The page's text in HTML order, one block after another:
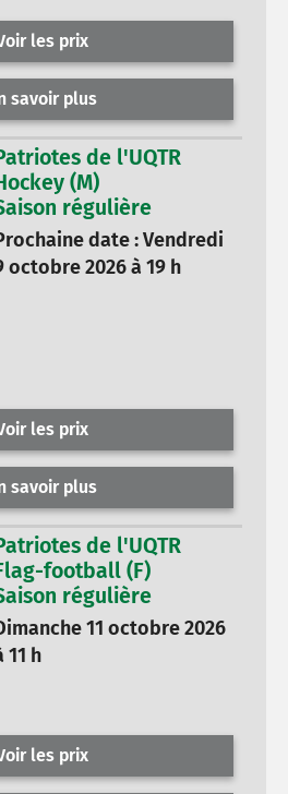
les prix
savoir plus
de l'UQTR
(M)
régulière
date : Vendredi
octobre 2026 à 19 h
les prix
savoir plus
de l'UQTR
football (F)
régulière
11 octobre 2026
11 h
les prix